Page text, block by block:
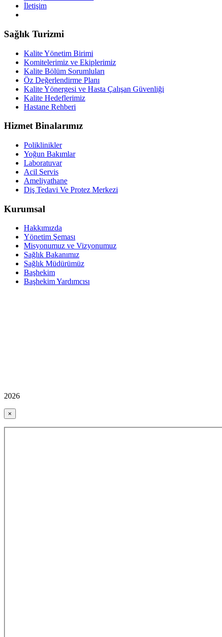
İletişim
Sağlık Turizmi
Kalite Yönetim Birimi
Komitelerimiz ve Ekiplerimiz
Kalite Bölüm Sorumluları
Öz Değerlendirme Planı
Kalite Yönergesi ve Hasta Çalışan Güvenliği
Kalite Hedeflerimiz
Hastane Rehberi
Hizmet Binalarımız
Poliklinikler
Yoğun Bakımlar
Laboratuvar
Acil Servis
Ameliyathane
Diş Tedavi Ve Protez Merkezi
Kurumsal
Hakkımızda
Yönetim Şeması
Misyonumuz ve Vizyonumuz
Sağlık Bakanımız
Sağlık Müdürümüz
Başhekim
Başhekim Yardımcısı
2026
×